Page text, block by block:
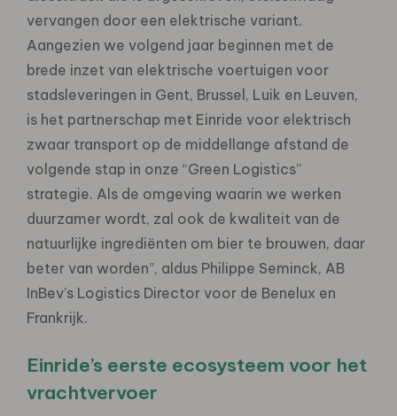
vervangen door een elektrische variant.
Aangezien we volgend jaar beginnen met de
brede inzet van elektrische voertuigen voor
stadsleveringen in Gent, Brussel, Luik en Leuven,
is het partnerschap met Einride voor elektrisch
zwaar transport op de middellange afstand de
volgende stap in onze “Green Logistics”
strategie. Als de omgeving waarin we werken
duurzamer wordt, zal ook de kwaliteit van de
natuurlijke ingrediënten om bier te brouwen, daar
beter van worden”, aldus Philippe Seminck, AB
InBev’s Logistics Director voor de Benelux en
Frankrijk.
Einride’s eerste ecosysteem voor het
vrachtvervoer